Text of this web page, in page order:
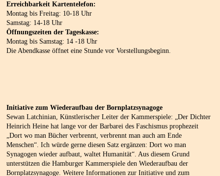
Erreichbarkeit Kartentelefon:
Montag bis Freitag: 10-18 Uhr
Samstag: 14-18 Uhr
Öffnungszeiten der Tageskasse:
Montag bis Samstag: 14 -18 Uhr
Die Abendkasse öffnet eine Stunde vor Vorstellungsbeginn.
Initiative zum Wiederaufbau der Bornplatzsynagoge
Sewan Latchinian, Künstlerischer Leiter der Kammerspiele: „Der Dichter
Heinrich Heine hat lange vor der Barbarei des Faschismus prophezeit
„Dort wo man Bücher verbrennt, verbrennt man auch am Ende
Menschen“. Ich würde gerne diesen Satz ergänzen: Dort wo man
Synagogen wieder aufbaut, waltet Humanität“. Aus diesem Grund
unterstützen die Hamburger Kammerspiele den Wiederaufbau der
Bornplatzsynagoge. Weitere Informationen zur Initiative und zum